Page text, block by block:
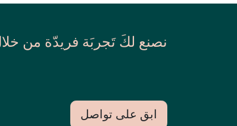
نصنع لكَ تَجربَة فريدّة من
ابق على تواصل